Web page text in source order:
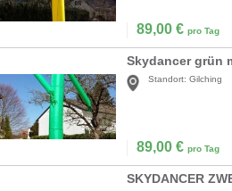
89,00 € pro Tag
Skydancer grün
Standort: Gilching
89,00 € pro Tag
SKYDANCER